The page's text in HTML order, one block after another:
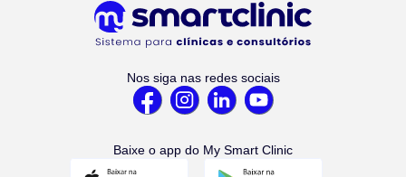
Nos siga nas redes sociais
Baixe o app do My Smart Clinic